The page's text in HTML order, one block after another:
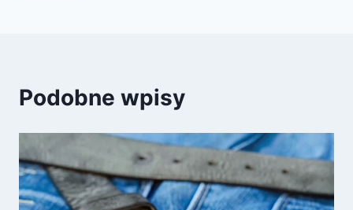
Podobne wpisy